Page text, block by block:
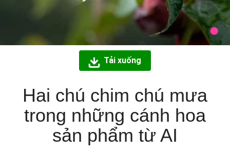
Tải xuống
Hai chú chim chú mưa
trong những cánh hoa
sản phẩm từ AI